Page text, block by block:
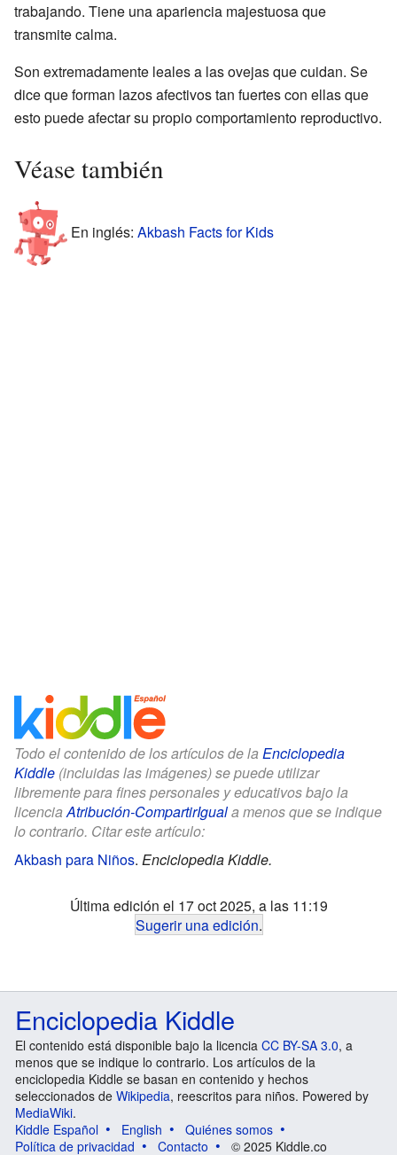
trabajando. Tiene una apariencia majestuosa que
transmite calma.
Son extremadamente leales a las ovejas que cuidan. Se
dice que forman lazos afectivos tan fuertes con ellas que
esto puede afectar su propio comportamiento reproductivo.
Véase también
En inglés: Akbash Facts for Kids
Todo el contenido de los artículos de la Enciclopedia
Kiddle (incluidas las imágenes) se puede utilizar
libremente para fines personales y educativos bajo la
licenciaAtribución-CompartirIguala menos que se indique
lo contrario. Citar este artículo:
Akbash para Niños. Enciclopedia Kiddle.
Última edición el 17 oct 2025, a las 11:19
Sugerir una edición.
Enciclopedia Kiddle
El contenido está disponible bajo la licencia CC BY-SA 3.0, a
menos que se indique lo contrario. Los artículos de la
enciclopedia Kiddle se basan en contenido y hechos
seleccionados de Wikipedia, reescritos para niños. Powered by
MediaWiki.
Kiddle Español
English
Quiénes somos
Política de privacidad
Contacto © 2025 Kiddle.co